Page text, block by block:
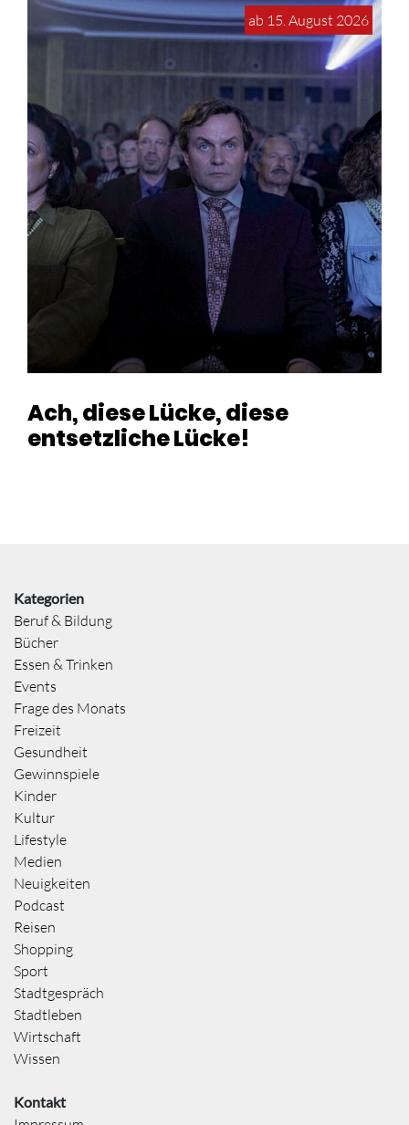
ab 15. August 2026
Ach, diese Lücke, diese
entsetzliche Lücke!
Kategorien
Beruf & Bildung
Bücher
Essen & Trinken
Events
Frage des Monats
Freizeit
Gesundheit
Gewinnspiele
Kinder
Kultur
Lifestyle
Medien
Neuigkeiten
Podcast
Reisen
Shopping
Sport
Stadtgespräch
Stadtleben
Wirtschaft
Wissen
Kontakt